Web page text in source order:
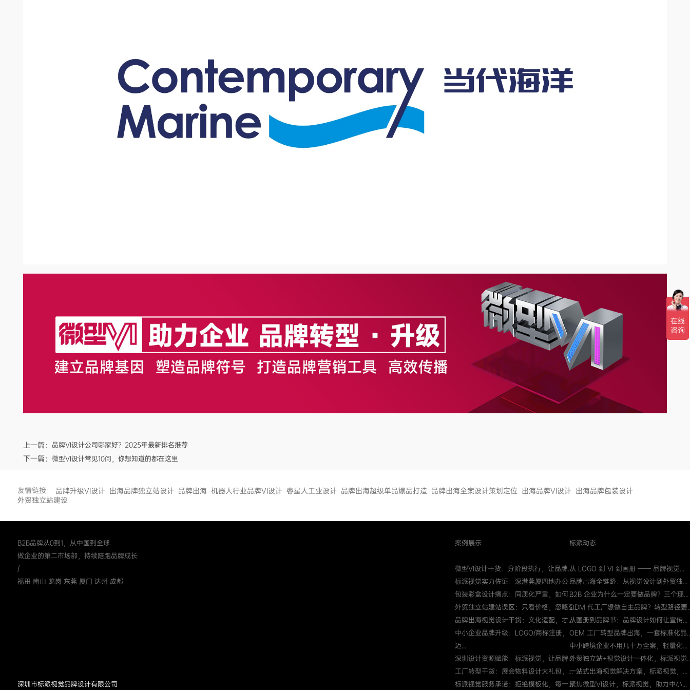
上一篇： 品牌VI设计公司哪家好？2025年最新排名推荐
下一篇： 微型VI设计常见10问，你想知道的都在这里
友情链接： 品牌升级VI设计 出海品牌独立站设计 品牌出海 机器人行业品牌VI设计 睿星人工业设计 品牌出海超级单品爆品打造 品牌出海全案设计策划定位 出海品牌VI设计 出海品牌包装设计
外贸独立站建设
B2B品牌从0到1，从中国到全球
做企业的第二市场部，持续陪跑品牌成长
/
福田 南山 龙岗 东莞 厦门 达州 成都
深圳市标派视觉品牌设计有限公司
案例展示
微型VI设计干货：分阶段执行，让品牌...
标派视觉实力佐证：深港莞厦四地办公...
包装彩盒设计痛点：同质化严重，如何...
外贸独立站建站误区：只看价格，忽略S...
品牌出海视觉设计干货：文化适配，才...
中小企业品牌升级：LOGO/商标注册，
迈...
深圳设计资源赋能：标派视觉，让品牌...
工厂转型干货：展会物料设计大礼包，...
标派视觉服务承诺：拒绝模板化，每一...
标派动态
从 LOGO 到 VI 到画册 —— 品牌视觉...
品牌出海全链路：从视觉设计到外贸独...
B2B 企业为什么一定要做品牌？三个现...
ODM 代工厂想做自主品牌？转型路径要
从画册到品牌书：品牌设计如何让宣传...
OEM 工厂转型品牌出海，一套标准化品
中小跨境企业不用几十万全案，轻量化...
外贸独立站+视觉设计一体化，标派视觉
一站式出海视觉解决方案，标派视觉，...
聚焦微型VI设计，标派视觉，助力中小...